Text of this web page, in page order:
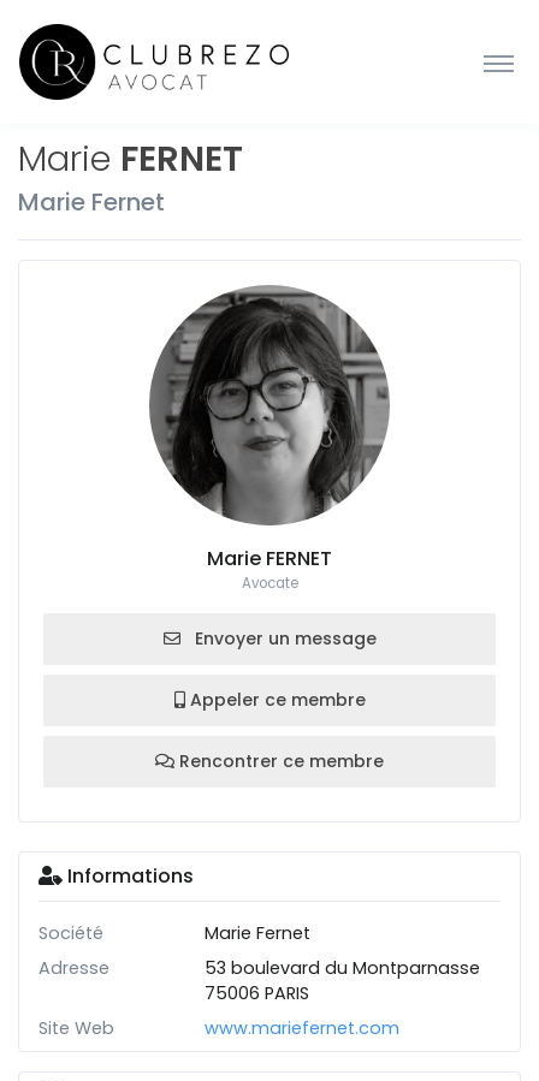
Marie FERNET
Marie Fernet
Marie FERNET
Avocate
Envoyer un message
Appeler ce membre
Rencontrer ce membre
Informations
Société
Marie Fernet
Adresse
53 boulevard du Montparnasse
75006 PARIS
Site Web
www.mariefernet.com